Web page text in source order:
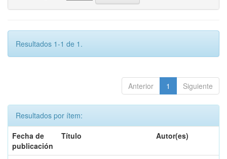
Resultados 1-1 de 1.
Anterior 1 Siguiente
Resultados por ítem:
Fecha de
publicación
Título Autor(es)